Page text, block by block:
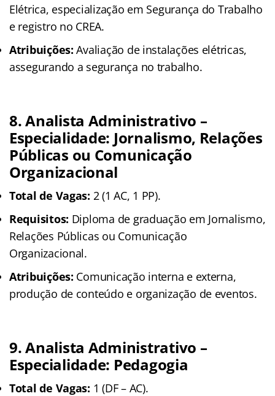
Elétrica, especialização em Segurança do Trabalho
e registro no CREA.
Atribuições: Avaliação de instalações elétricas,
assegurando a segurança no trabalho.
8. Analista Administrativo –
Especialidade: Jornalismo, Relações
Públicas ou Comunicação
Organizacional
Total de Vagas: 2 (1 AC, 1 PP).
Requisitos: Diploma de graduação em Jornalismo,
Relações Públicas ou Comunicação
Organizacional.
Atribuições: Comunicação interna e externa,
produção de conteúdo e organização de eventos.
9. Analista Administrativo –
Especialidade: Pedagogia
Total de Vagas: 1 (DF – AC).